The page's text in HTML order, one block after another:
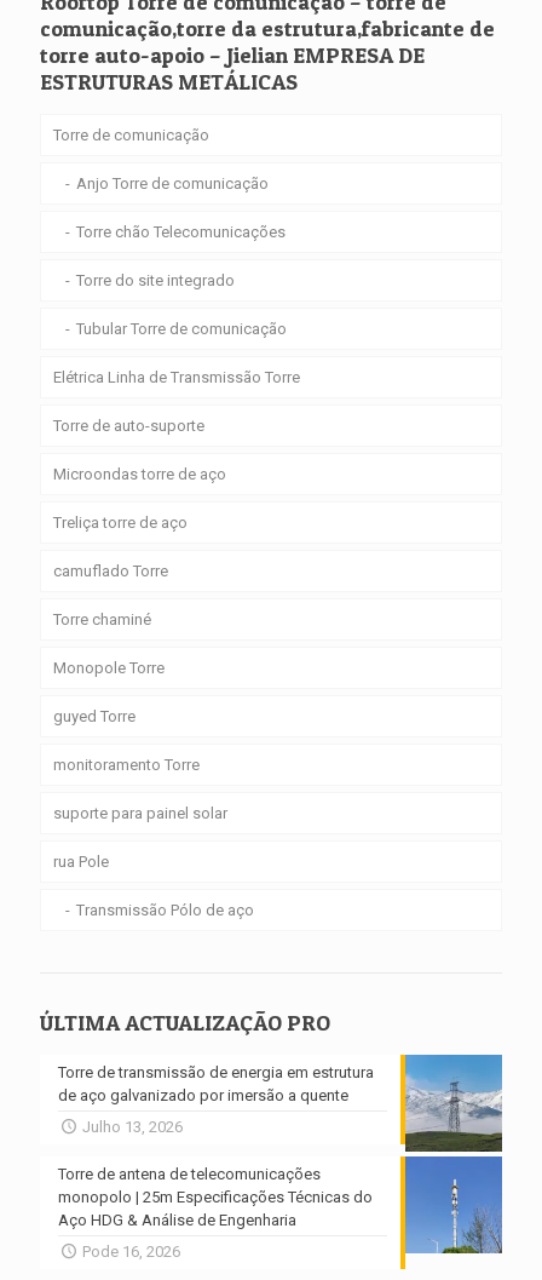
comunicação,torre da estrutura,fabricante de
torre auto-apoio – Jielian EMPRESA DE
ESTRUTURAS METÁLICAS
Torre de comunicação
Anjo Torre de comunicação
Torre chão Telecomunicações
Torre do site integrado
Tubular Torre de comunicação
Elétrica Linha de Transmissão Torre
Torre de auto-suporte
Microondas torre de aço
Treliça torre de aço
camuflado Torre
Torre chaminé
Monopole Torre
guyed Torre
monitoramento Torre
suporte para painel solar
rua Pole
Transmissão Pólo de aço
ÚLTIMA ACTUALIZAÇÃO PRO
Torre de transmissão de energia em estrutura
de aço galvanizado por imersão a quente
Julho 13, 2026
Torre de antena de telecomunicações
monopolo | 25m Especificações Técnicas do
Aço HDG & Análise de Engenharia
Pode 16, 2026